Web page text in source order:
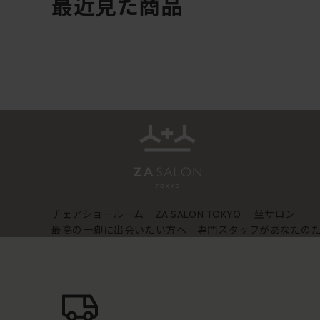
チェアショールーム ZA SALON TOKYO
坐サロン
最高の一脚に出会いたい方へ 専門スタッフがあなたの